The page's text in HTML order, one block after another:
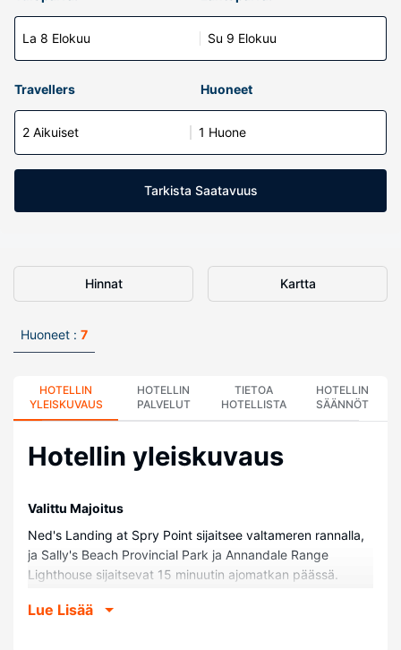
La 8 Elokuu Su 9 Elokuu
Travellers Huoneet
2 Aikuiset 1 Huone
Tarkista Saatavuus
Hinnat Kartta
Huoneet : 7
HOTELLIN
YLEISKUVAUS
HOTELLIN
PALVELUT
TIETOA
HOTELLISTA
HOTELLIN
SÄÄNNÖT
Hotellin yleiskuvaus
Valittu Majoitus
Ned's Landing at Spry Point sijaitsee valtameren rannalla,
ja Sally's Beach Provincial Park ja Annandale Range
Lighthouse sijaitsevat 15 minuutin ajomatkan päässä.
päässä kohteesta Prince Edward Island National Park ja
Lue Lisää